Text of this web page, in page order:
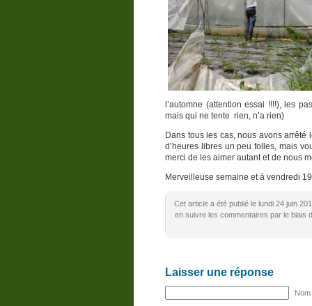
l’automne (attention essai !!!!), les
mais qui ne tente rien, n’a rien)
Dans tous les cas, nous avons
d’heures libres un peu folles, mais
merci de les aimer autant et de nous
Merveilleuse semaine et à vendredi
Cet article a été publié le lundi 24 juin
en suivre les commentaires par le biais
Laisser une réponse